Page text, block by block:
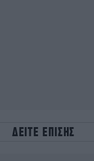
ΔΕΙΤΕ ΕΠΙΣΗΣ